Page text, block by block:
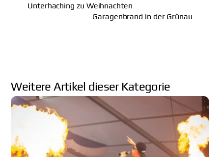
Unterhaching zu Weihnachten
Garagenbrand in der Grünau